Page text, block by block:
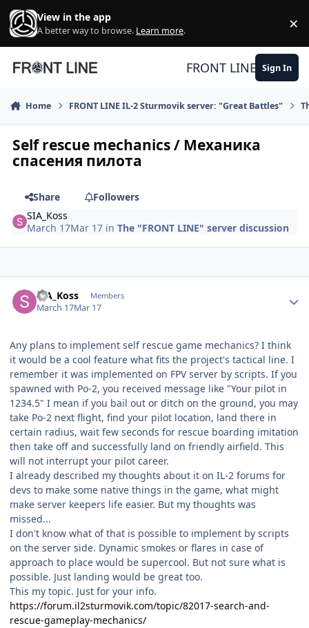
Skip to content
View in the app
A better way to browse. Learn more. ×
FRONT LINE Sign In
Home FRONT LINE IL-2 Sturmovik server: "Great Battles"
Self rescue mechanics / Механика
спасения пилота
Share
Followers
SIA_Koss
March 17Mar 17 inThe "FRONT LINE" server discussion
SIA_Koss Members
March 17Mar 17
Any plans to implement self rescue game mechanics? I think
it would be a cool feature what fits the project's tactical line. I
remember it was implemented on FPV server by scripts. If you
spawned with Po-2, you received message like "Your pilot in
1234.5" I mean if you bail out or ditch on the ground, you may
take Po-2 next flight, find your pilot location, land there in
certain radius, wait few seconds for rescue boarding imitation
then take off and successfully land on friendly airfield. This
will not interrupt your pilot career.
I already described my thoughts about it on IL-2 forums for
devs to make some native things in the game, what might
make server keepers life easier. But my thoughts was
missed...
I don't know what of that is possible to implement by scripts
on the server side. Dynamic smokes or flares in case of
approach to place would be supercool. But not sure what is
possible. Just landing would be great too.
This my topic. Just for your info.
https://forum.il2sturmovik.com/topic/82017-search-and-
rescue-gameplay-mechanics/